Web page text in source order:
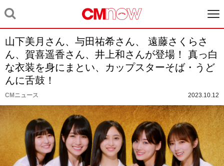
山下美月さん、与田祐希さん、 遠藤さくらさ
ん、賀喜遥香さん、井上和さんが登場！ 真っ白
な衣装を身にまとい、カップスターそば・うど
んに舌鼓！
CMニュース 2023.10.12